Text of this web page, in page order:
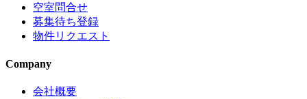
空室問合せ
募集待ち登録
物件リクエスト
Company
会社概要